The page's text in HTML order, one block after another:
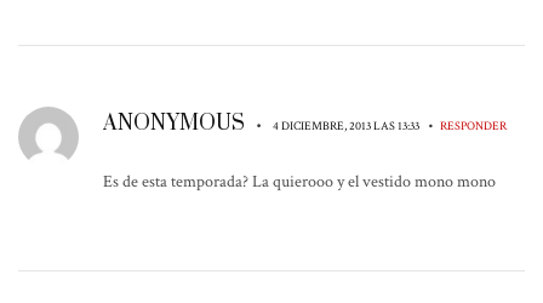
ANONYMOUS • 4 DICIEMBRE, 2013 LAS 13:33 • RESPONDER
Es de esta temporada? La quierooo y el vestido mono mono